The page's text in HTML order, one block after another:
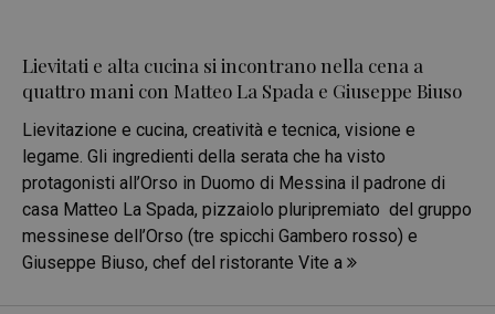
Lievitati e alta cucina si incontrano nella cena a
quattro mani con Matteo La Spada e Giuseppe Biuso
Lievitazione e cucina, creatività e tecnica, visione e
legame. Gli ingredienti della serata che ha visto
protagonisti all’Orso in Duomo di Messina il padrone di
casa Matteo La Spada, pizzaiolo pluripremiato del gruppo
messinese dell’Orso (tre spicchi Gambero rosso) e
Giuseppe Biuso, chef del ristorante Vite a